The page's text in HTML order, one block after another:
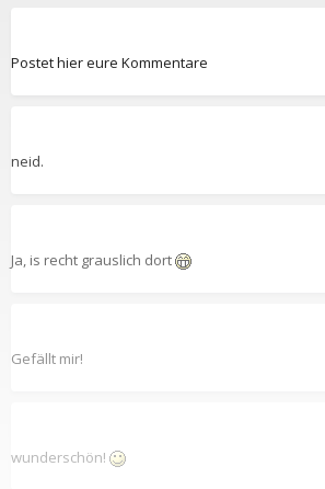
Postet hier eure Kommentare
neid.
Ja, is recht grauslich dort
Gefällt mir!
wunderschön!